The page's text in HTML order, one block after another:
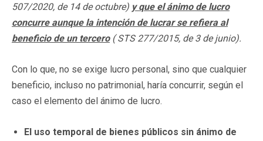
507/2020, de 14 de octubre) y que el ánimo de lucro
concurre aunque la intención de lucrar se refiera al
beneficio de un tercero( STS 277/2015, de 3 de junio).
Con lo que, no se exige lucro personal, sino que cualquier
beneficio, incluso no patrimonial, haría concurrir, según el
caso el elemento del ánimo de lucro.
El uso temporal de bienes públicos sin ánimo de